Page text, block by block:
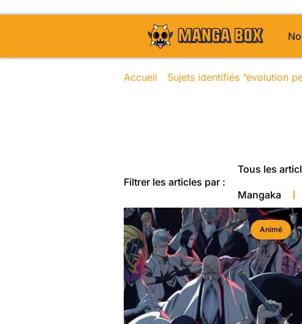
Accueil Sujets identifiés “évolution
Filtrer les articles par :
Tous les
Mangaka
Animé